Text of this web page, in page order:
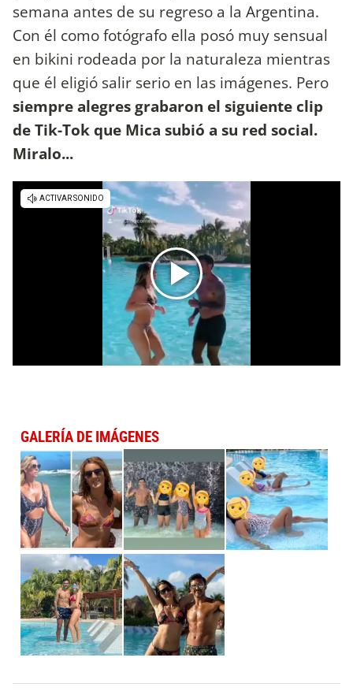
semana antes de su regreso a la Argentina.
Con él como fotógrafo ella posó muy sensual
en bikini rodeada por la naturaleza mientras
que él eligió salir serio en las imágenes. Pero
siempre alegres grabaron el siguiente clip
de Tik-Tok que Mica subió a su red social.
Miralo...
GALERÍA DE IMÁGENES